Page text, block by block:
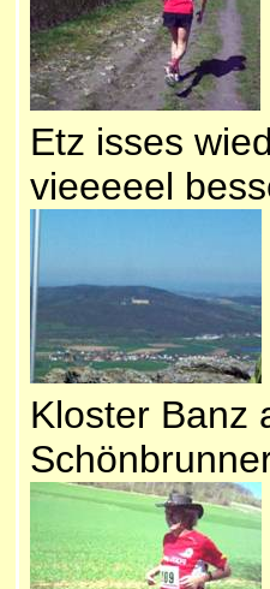
Etz isses
vieeeeel
Kloster Banz